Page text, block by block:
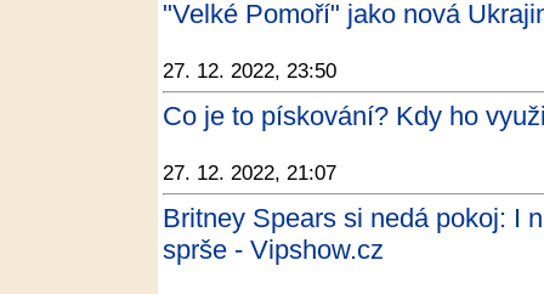
"Velké Pomoří" jako nová
27. 12. 2022, 23:50
Co je to pískování? Kdy ho
27. 12. 2022, 21:07
Britney Spears si nedá pokoj: I
sprše - Vipshow.cz